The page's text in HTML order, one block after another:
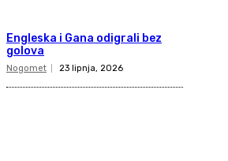
Engleska i Gana odigrali bez
golova
Nogomet 23 lipnja, 2026